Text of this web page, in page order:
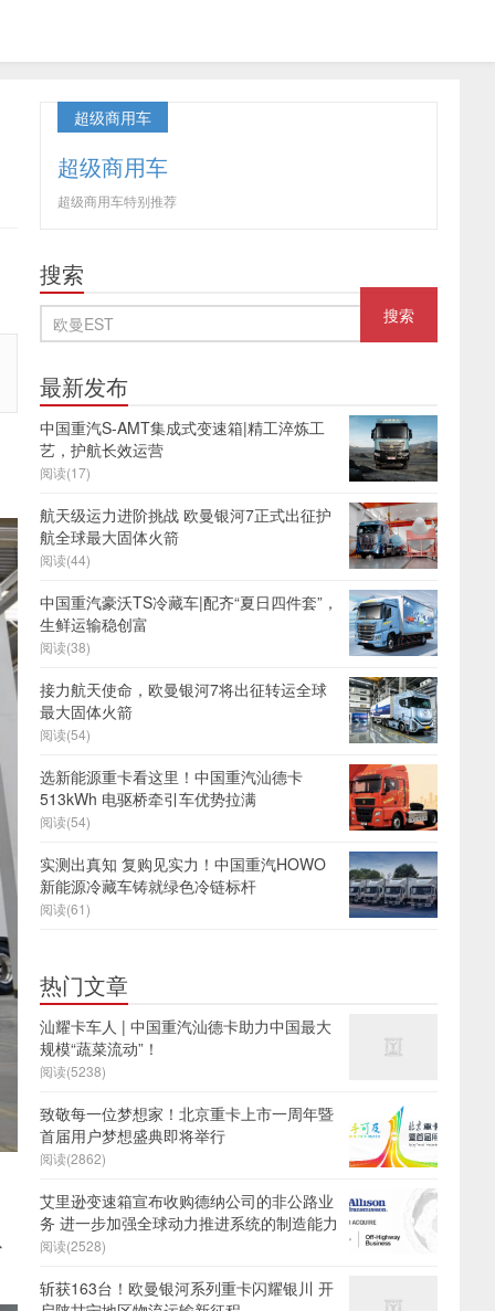
超级商用车
超级商用车
超级商用车特别推荐
搜索
最新发布
中国重汽S-AMT集成式变速箱|精工淬炼工
艺，护航长效运营
阅读(17)
航天级运力进阶挑战 欧曼银河7正式出征护
航全球最大固体火箭
阅读(44)
中国重汽豪沃TS冷藏车|配齐“夏日四件套”，
生鲜运输稳创富
阅读(38)
接力航天使命，欧曼银河7将出征转运全球
最大固体火箭
阅读(54)
选新能源重卡看这里！中国重汽汕德卡
513kWh 电驱桥牵引车优势拉满
阅读(54)
实测出真知 复购见实力！中国重汽HOWO
新能源冷藏车铸就绿色冷链标杆
阅读(61)
热门文章
汕耀卡车人 | 中国重汽汕德卡助力中国最大
规模“蔬菜流动”！
阅读(5238)
致敬每一位梦想家！北京重卡上市一周年暨
首届用户梦想盛典即将举行
阅读(2862)
艾里逊变速箱宣布收购德纳公司的非公路业
务 进一步加强全球动力推进系统的制造能力
阅读(2528)
斩获163台！欧曼银河系列重卡闪耀银川 开